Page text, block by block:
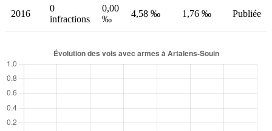
2016
0
infractions
0,00
‰
4,58 ‰ 1,76 ‰ Publiée